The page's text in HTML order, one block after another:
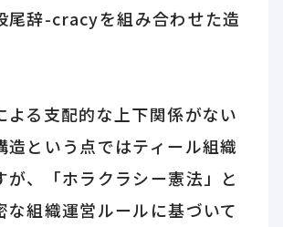
尾辞-cracyを組み合わせた造
よる支配的な上下関係がない
造という点ではティール組織
が、「ホラクラシー憲法」と
な組織運営ルールに基づいて